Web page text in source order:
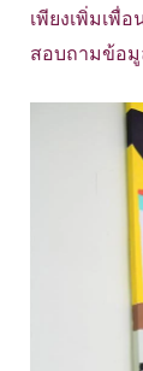
เพียงเพิ่มเพื่อ
สอบถามข้อมู